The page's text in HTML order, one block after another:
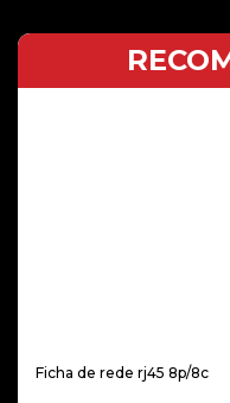
Ficha de rede rj45 8p/8c